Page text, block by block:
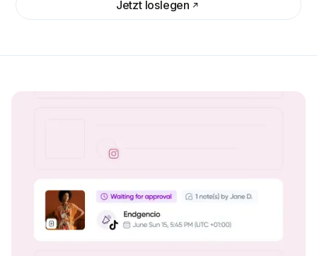
Jetzt loslegen